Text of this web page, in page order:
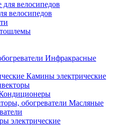
велосипедов
Инфракрасные
Камины электрические
Масляные